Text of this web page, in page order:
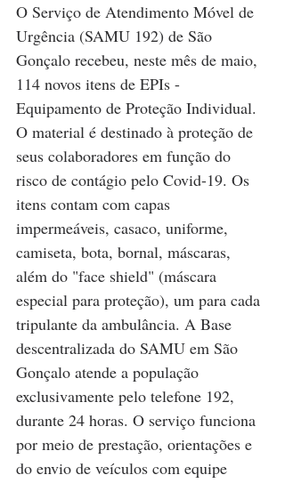
O Serviço de Atendimento Móvel de
Urgência (SAMU 192) de São
Gonçalo recebeu, neste mês de maio,
114 novos itens de EPIs -
Equipamento de Proteção Individual.
O material é destinado à proteção de
seus colaboradores em função do
risco de contágio pelo Covid-19. Os
itens contam com capas
impermeáveis, casaco, uniforme,
camiseta, bota, bornal, máscaras,
além do "face shield" (máscara
especial para proteção), um para cada
tripulante da ambulância. A Base
descentralizada do SAMU em São
Gonçalo atende a população
exclusivamente pelo telefone 192,
durante 24 horas. O serviço funciona
por meio de prestação, orientações e
do envio de veículos com equipe